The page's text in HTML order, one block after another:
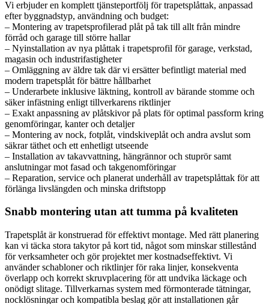
Vi erbjuder en komplett tjänsteportfölj för trapetsplåttak, anpassad
efter byggnadstyp, användning och budget:
– Montering av trapetsprofilerad plåt på tak till allt från mindre
förråd och garage till större hallar
– Nyinstallation av nya plåttak i trapetsprofil för garage, verkstad,
magasin och industrifastigheter
– Omläggning av äldre tak där vi ersätter befintligt material med
modern trapetsplåt för bättre hållbarhet
– Underarbete inklusive läktning, kontroll av bärande stomme och
säker infästning enligt tillverkarens riktlinjer
– Exakt anpassning av plåtskivor på plats för optimal passform kring
genomföringar, kanter och detaljer
– Montering av nock, fotplåt, vindskiveplåt och andra avslut som
säkrar täthet och ett enhetligt utseende
– Installation av takavvattning, hängrännor och stuprör samt
anslutningar mot fasad och takgenomföringar
– Reparation, service och planerat underhåll av trapetsplåttak för att
förlänga livslängden och minska driftstopp
Snabb montering utan att tumma på kvaliteten
Trapetsplåt är konstruerad för effektivt montage. Med rätt planering
kan vi täcka stora takytor på kort tid, något som minskar stillestånd
för verksamheter och gör projektet mer kostnadseffektivt. Vi
använder schabloner och riktlinjer för raka linjer, konsekventa
överlapp och korrekt skruvplacering för att undvika läckage och
onödigt slitage. Tillverkarnas system med förmonterade tätningar,
nocklösningar och kompatibla beslag gör att installationen går